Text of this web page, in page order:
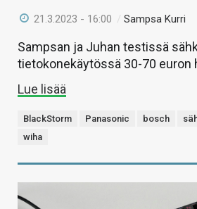
HAKU
21.3.2023 - 16:00 /Sampsa Kurri
Sampsan ja Juhan testissä
tietokonekäytössä 30-70 euron
Lue lisää
BlackStorm Panasonic bosch
wiha